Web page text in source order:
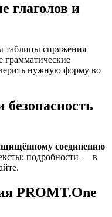
глаголов и
таблицы спряжения
грамматические
нужную форму во
соединению
подробности — в
PROMT.One